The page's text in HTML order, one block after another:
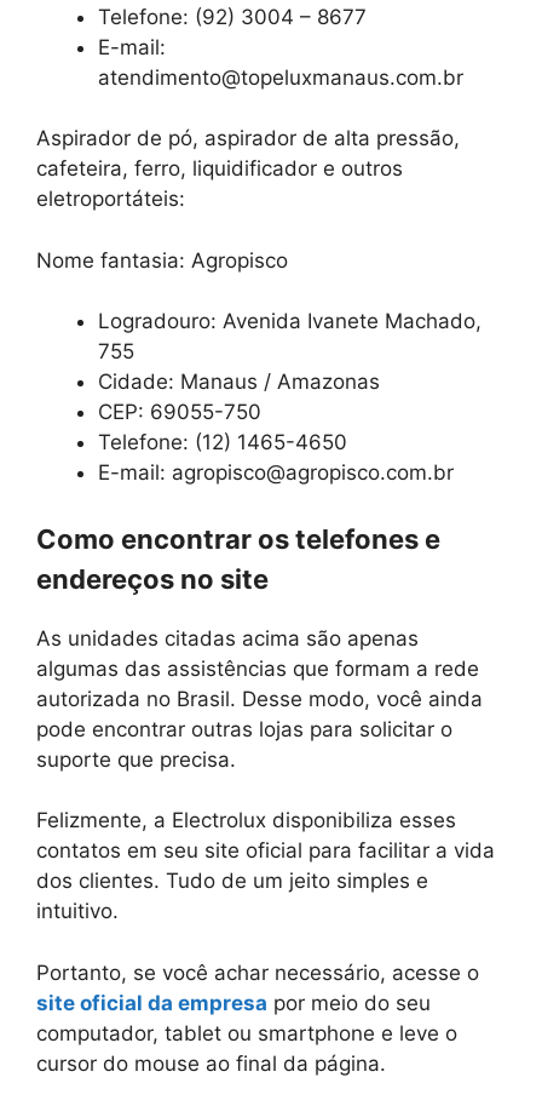
Telefone: (92) 3004 – 8677
E-mail:
atendimento@topeluxmanaus.com.br
Aspirador de pó, aspirador de alta pressão,
cafeteira, ferro, liquidificador e outros
eletroportáteis:
Nome fantasia: Agropisco
Logradouro: Avenida Ivanete Machado,
755
Cidade: Manaus / Amazonas
CEP: 69055-750
Telefone: (12) 1465-4650
E-mail: agropisco@agropisco.com.br
Como encontrar os telefones e
endereços no site
As unidades citadas acima são apenas
algumas das assistências que formam a rede
autorizada no Brasil. Desse modo, você ainda
pode encontrar outras lojas para solicitar o
suporte que precisa.
Felizmente, a Electrolux disponibiliza esses
contatos em seu site oficial para facilitar a vida
dos clientes. Tudo de um jeito simples e
intuitivo.
Portanto, se você achar necessário, acesse o
site oficial da empresa por meio do seu
computador, tablet ou smartphone e leve o
cursor do mouse ao final da página.